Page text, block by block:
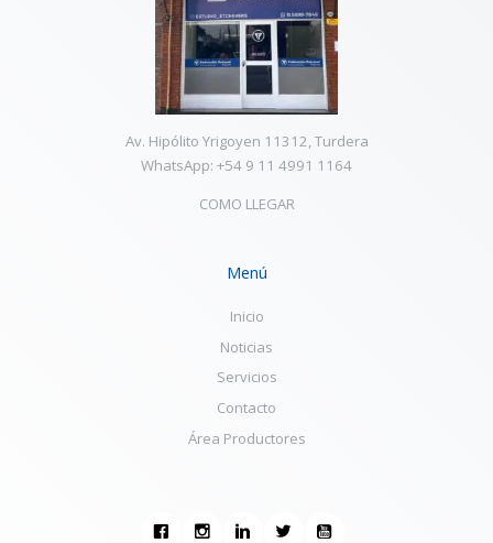
Av. Hipólito Yrigoyen 11312, Turdera
WhatsApp: +54 9 11 4991 1164
COMO LLEGAR
Menú
Inicio
Noticias
Servicios
Contacto
Área Productores